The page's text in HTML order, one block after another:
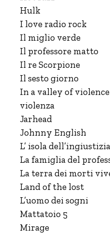
Hulk
I love radio rock
Il miglio verde
Il professore matto
Il re Scorpione
Il sesto giorno
In a valley of
violenza
Jarhead
Johnny English
L’ isola
La famiglia del
La terra dei morti
Land of the lost
L’uomo dei sogni
Mattatoio 5
Mirage